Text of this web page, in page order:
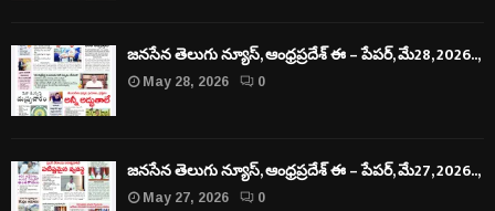
జనసేన తెలుగు న్యూస్, ఆంధ్రప్రదేశ్ ఈ – పేపర్, మే28, 2026..,
May 28, 2026
0
జనసేన తెలుగు న్యూస్, ఆంధ్రప్రదేశ్ ఈ – పేపర్, మే27, 2026..,
May 27, 2026
0